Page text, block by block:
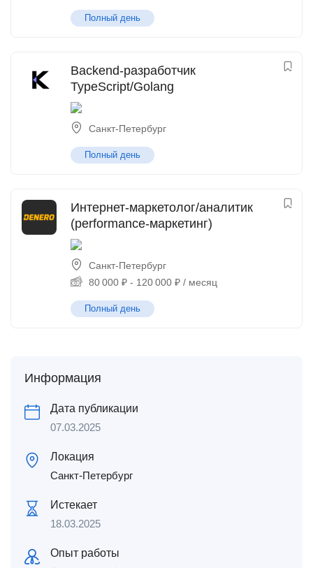
Полный день
Backend-разработчик
TypeScript/Golang
Санкт-Петербург
Полный день
Интернет-маркетолог/аналитик
(performance-маркетинг)
Санкт-Петербург
80 000 ₽ - 120 000 ₽ / месяц
Полный день
Информация
Дата публикации
07.03.2025
Локация
Санкт-Петербург
Истекает
18.03.2025
Опыт работы